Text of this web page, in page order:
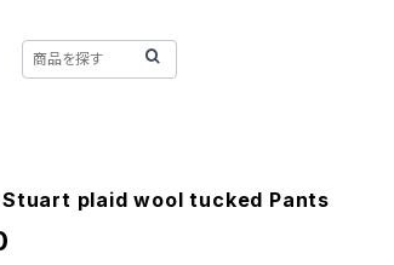
plaid wool tucked Pants